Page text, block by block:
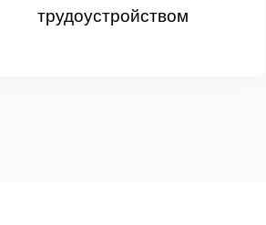
трудоустройством